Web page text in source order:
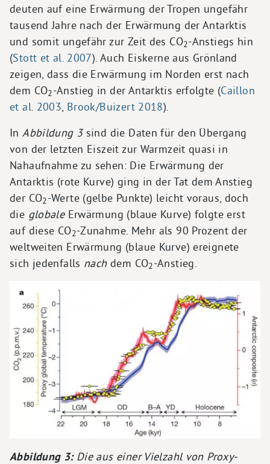
deuten auf eine Erwärmung der Tropen ungefähr
tausend Jahre nach der Erwärmung der Antarktis
und somit ungefähr zur Zeit des CO2-Anstiegs hin
(Stott et al. 2007). Auch Eiskerne aus Grönland
zeigen, dass die Erwärmung im Norden erst nach
dem CO2-Anstieg in der Antarktis erfolgte (Caillon
et al. 2003, Brook/Buizert 2018).
InAbbildung 3sind die Daten für den Übergang
von der letzten Eiszeit zur Warmzeit quasi in
Nahaufnahme zu sehen: Die Erwärmung der
Antarktis (rote Kurve) ging in der Tat dem Anstieg
der CO2-Werte (gelbe Punkte) leicht voraus, doch
die globaleErwärmung (blaue Kurve) folgte erst
auf diese CO2-Zunahme. Mehr als 90 Prozent der
weltweiten Erwärmung (blaue Kurve) ereignete
sich jedenfalls nachdem CO2-Anstieg.
Abbildung 3:Die aus einer Vielzahl von Proxy-